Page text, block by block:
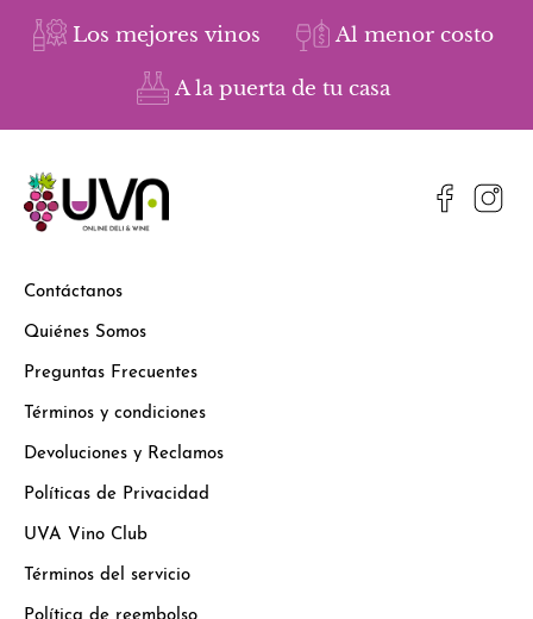
Los mejores vinos Al menor costo
A la puerta de tu casa
Contáctanos
Quiénes Somos
Preguntas Frecuentes
Términos y condiciones
Devoluciones y Reclamos
Políticas de Privacidad
UVA Vino Club
Términos del servicio